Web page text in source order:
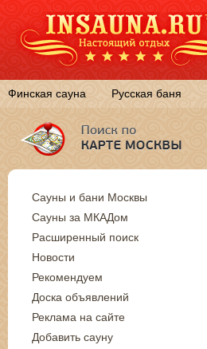
Финская сауна Русская баня
Сауны и бани Москвы
Сауны за МКАДом
Расширенный поиск
Новости
Рекомендуем
Доска объявлений
Реклама на сайте
Добавить сауну